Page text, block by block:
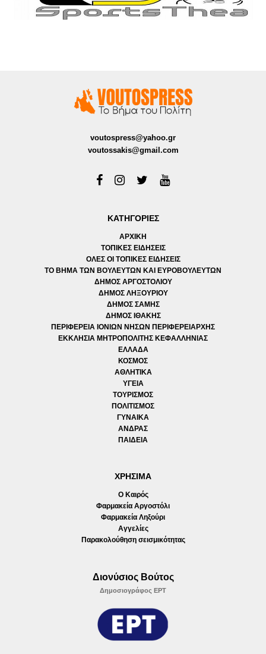
voutospress@yahoo.gr
voutossakis@gmail.com
ΚΑΤΗΓΟΡΙΕΣ
ΑΡΧΙΚΗ
ΤΟΠΙΚΕΣ ΕΙΔΗΣΕΙΣ
ΟΛΕΣ ΟΙ ΤΟΠΙΚΕΣ ΕΙΔΗΣΕΙΣ
ΤΟ ΒΗΜΑ ΤΩΝ ΒΟΥΛΕΥΤΩΝ ΚΑΙ ΕΥΡΟΒΟΥΛΕΥΤΩΝ
ΔΗΜΟΣ ΑΡΓΟΣΤΟΛΙΟΥ
ΔΗΜΟΣ ΛΗΞΟΥΡΙΟΥ
ΔΗΜΟΣ ΣΑΜΗΣ
ΔΗΜΟΣ ΙΘΑΚΗΣ
ΠΕΡΙΦΕΡΕΙΑ ΙΟΝΙΩΝ ΝΗΣΩΝ ΠΕΡΙΦΕΡΕΙΑΡΧΗΣ
ΕΚΚΛΗΣΙΑ ΜΗΤΡΟΠΟΛΙΤΗΣ ΚΕΦΑΛΛΗΝΙΑΣ
ΕΛΛΑΔΑ
ΚΟΣΜΟΣ
ΑΘΛΗΤΙΚΑ
ΥΓΕΙΑ
ΤΟΥΡΙΣΜΟΣ
ΠΟΛΙΤΙΣΜΟΣ
ΓΥΝΑΙΚΑ
ΑΝΔΡΑΣ
ΠΑΙΔΕΙΑ
ΧΡΗΣΙΜΑ
Ο Καιρός
Φαρμακεία Αργοστόλι
Φαρμακεία Ληξούρι
Αγγελίες
Παρακολούθηση σεισμικότητας
Διονύσιος Βούτος
Δημοσιογράφος ΕΡΤ